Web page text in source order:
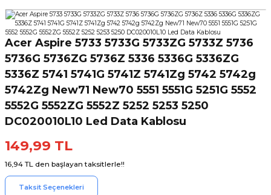
Acer Aspire 5733 5733G 5733ZG 5733Z 5736
5736G 5736ZG 5736Z 5336 5336G 5336ZG
5336Z 5741 5741G 5741Z 5741Zg 5742 5742g
5742Zg New71 New70 5551 5551G 5251G 5552
5552G 5552ZG 5552Z 5252 5253 5250
DC020010L10 Led Data Kablosu
149,99 TL
16,94 TL den başlayan taksitlerle!!
Taksit Seçenekleri